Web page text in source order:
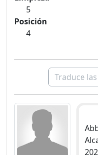
5
Posición
4
Traduce